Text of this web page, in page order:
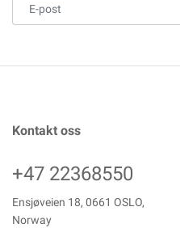
Kontakt oss
+47 22368550
Ensjøveien 18, 0661 OSLO,
Norway